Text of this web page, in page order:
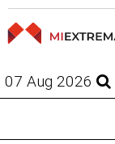
07 Aug 2026